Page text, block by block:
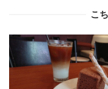
こ